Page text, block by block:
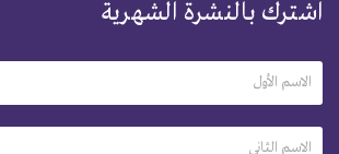
اشترك بالنشرة الشهرية